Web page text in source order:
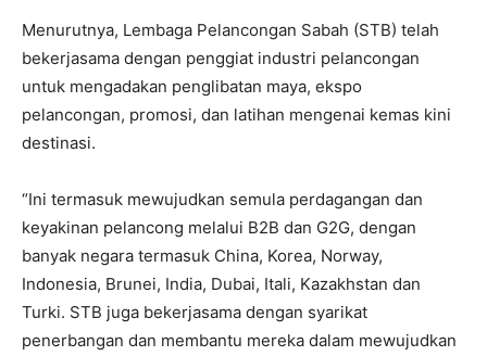
Menurutnya, Lembaga Pelancongan Sabah (STB) telah
bekerjasama dengan penggiat industri pelancongan
untuk mengadakan penglibatan maya, ekspo
pelancongan, promosi, dan latihan mengenai kemas kini
destinasi.
“Ini termasuk mewujudkan semula perdagangan dan
keyakinan pelancong melalui B2B dan G2G, dengan
banyak negara termasuk China, Korea, Norway,
Indonesia, Brunei, India, Dubai, Itali, Kazakhstan dan
Turki. STB juga bekerjasama dengan syarikat
penerbangan dan membantu mereka dalam mewujudkan